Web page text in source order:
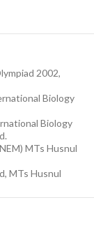
2002,
Biology
Biology
MTs Husnul
MTs Husnul